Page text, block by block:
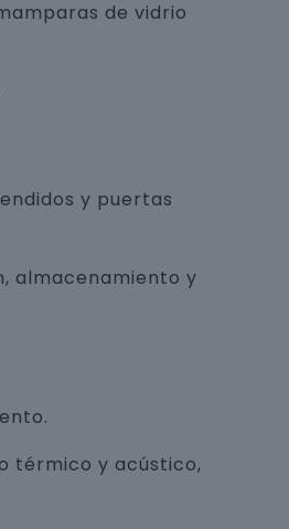
de vidrio
y puertas
almacenamiento y
térmico y acústico,